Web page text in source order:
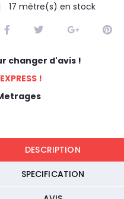
17 mètre(s) en stock
changer d'avis !
EXPRESS !
DESCRIPTION
SPECIFICATION